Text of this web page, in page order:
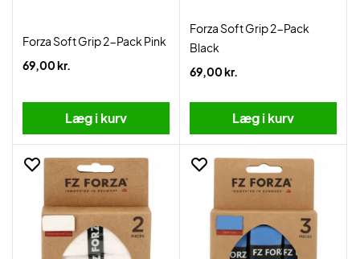
Forza Soft Grip 2-Pack Pink
69,00 kr.
Læg i kurv
Forza Soft Grip 2-Pack
Black
69,00 kr.
Læg i kurv